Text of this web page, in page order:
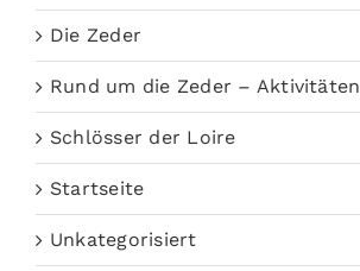
Die Zeder
Rund um die Zeder – Aktivitäten
Schlösser der Loire
Startseite
Unkategorisiert